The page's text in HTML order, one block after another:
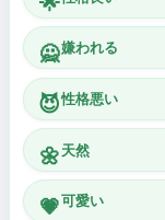
🙅嫌われる
😈性格悪い
🌼 天然
💗可愛い